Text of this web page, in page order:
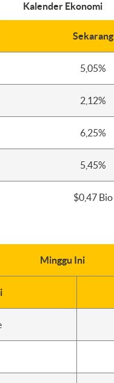
Kalender Ekonomi
Sekarang
5,05%
2,12%
6,25%
5,45%
$0,47 Bio
Minggu Ini